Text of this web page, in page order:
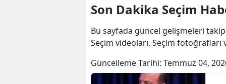
Son Dakika Seçim
Bu sayfada güncel gelişmeleri
Seçim videoları, Seçim fotoğrafları
Güncelleme Tarihi: Temmuz 04,